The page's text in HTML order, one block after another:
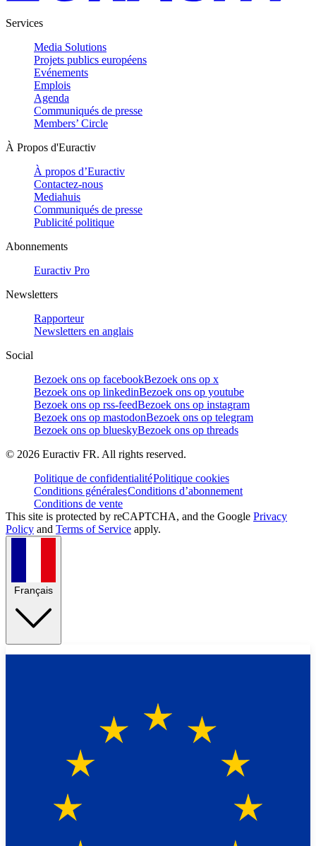
Services
Media Solutions
Projets publics européens
Evénements
Emplois
Agenda
Communiqués de presse
Members’ Circle
À Propos d'Euractiv
À propos d’Euractiv
Contactez-nous
Mediahuis
Communiqués de presse
Publicité politique
Abonnements
Euractiv Pro
Newsletters
Rapporteur
Newsletters en anglais
Social
Bezoek ons op facebookBezoek ons op x
Bezoek ons op linkedinBezoek ons op youtube
Bezoek ons op rss-feedBezoek ons op instagram
Bezoek ons op mastodonBezoek ons op telegram
Bezoek ons op blueskyBezoek ons op threads
© 2026 Euractiv FR. All rights reserved.
Politique de confidentialitéPolitique cookies
Conditions généralesConditions d’abonnement
Conditions de vente
This site is protected by reCAPTCHA, and the Google Privacy
Policy and Terms of Service apply.
Français